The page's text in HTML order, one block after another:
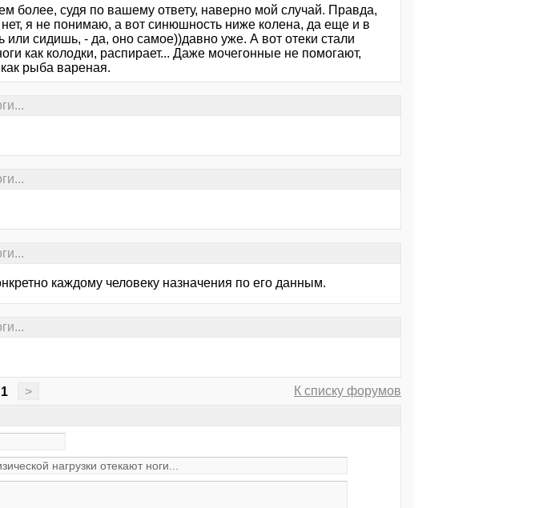
более, судя по вашему ответу, наверно мой случай. Правда,
я не понимаю, а вот синюшность ниже колена, да еще и в
или сидишь, - да, оно самое))давно уже. А вот отеки стали
как колодки, распирает... Даже мочегонные не помогают,
рыба вареная.
каждому человеку назначения по его данным.
1 >
К списку форумов